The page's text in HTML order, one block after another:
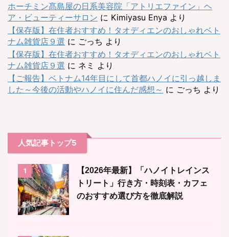
ホーチミン髙島屋の日系美容院「アトリエファイン」ヘ
ア・ビューティーサロン に Kimiyasu Enya より
【保存版】在住者おすすめ！タオディエンのおしゃれベト
ナム雑貨店９選 に ごっち より
【保存版】在住者おすすめ！タオディエンのおしゃれベト
ナム雑貨店９選 に ネミ より
【ご報告】ベトナム14年目にして首都ハノイに引っ越しま
した～今後の活動やハノイに住んだ感想～ に ごっち より
人気記事トップ5
1
【2026年最新】「ハノイトレインス
トリート」行き方・時刻表・カフェ
のおすすめ選び方を徹底解説